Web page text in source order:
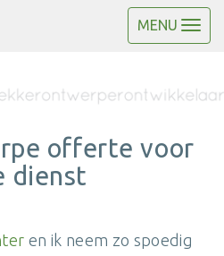
MENU
offerte voor
dienst
en ik neem zo spoedig